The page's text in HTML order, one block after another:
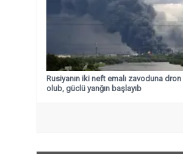
Rusiyanın iki neft emalı zavoduna
olub, güclü yanğın başlayıb